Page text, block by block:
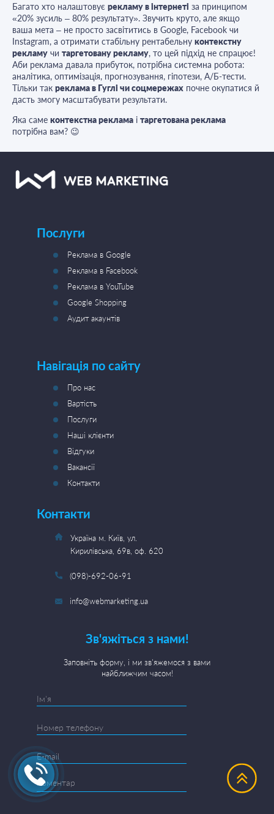
Багато хто налаштовує рекламу в інтернеті за принципом
«20% зусиль – 80% результату». Звучить круто, але якщо
ваша мета – не просто засвітитись в Google, Facebook чи
Instagram, а отримати стабільну рентабельну контекстну
рекламу чи таргетовану рекламу, то цей підхід не спрацює!
Аби реклама давала прибуток, потрібна системна робота:
аналітика, оптимізація, прогнозування, гіпотези, А/Б-тести.
Тільки так реклама в Гуглі чи соцмережах почне окупатися й
дасть змогу масштабувати результати.
Яка саме контекстна реклама і таргетована реклама
потрібна вам? 😉
Послуги
Реклама в Google
Реклама в Facebook
Реклама в YouTube
Google Shopping
Аудит акаунтів
Навігація по сайту
Про нас
Вартість
Послуги
Наші клієнти
Відгуки
Вакансії
Контакти
Контакти
Україна м. Київ, ул.
Кирилівська, 69в, оф. 620
(098)-692-06-91
info@webmarketing.ua
Зв'яжіться з нами!
Заповніть форму, і ми зв'яжемося з вами
найближчим часом!